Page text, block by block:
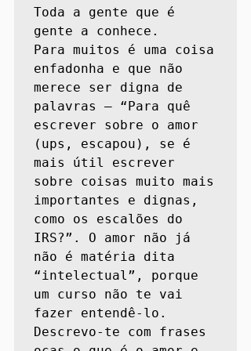
Toda a gente que é
gente a conhece.
Para muitos é uma coisa
enfadonha e que não
merece ser digna de
palavras – “Para quê
escrever sobre o amor
(ups, escapou), se é
mais útil escrever
sobre coisas muito mais
importantes e dignas,
como os escalões do
IRS?”. O amor não já
não é matéria dita
“intelectual”, porque
um curso não te vai
fazer entendê-lo.
Descrevo-te com frases